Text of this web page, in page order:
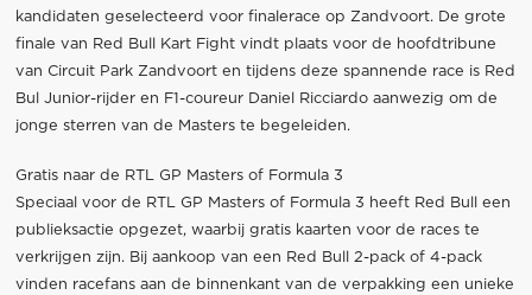
kandidaten geselecteerd voor finalerace op Zandvoort. De grote
finale van Red Bull Kart Fight vindt plaats voor de hoofdtribune
van Circuit Park Zandvoort en tijdens deze spannende race is Red
Bul Junior-rijder en F1-coureur Daniel Ricciardo aanwezig om de
jonge sterren van de Masters te begeleiden.
Gratis naar de RTL GP Masters of Formula 3
Speciaal voor de RTL GP Masters of Formula 3 heeft Red Bull een
publieksactie opgezet, waarbij gratis kaarten voor de races te
verkrijgen zijn. Bij aankoop van een Red Bull 2-pack of 4-pack
vinden racefans aan de binnenkant van de verpakking een unieke